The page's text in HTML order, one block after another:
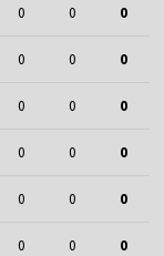
0 0 0
0 0 0
0 0 0
0 0 0
0 0 0
0 0 0